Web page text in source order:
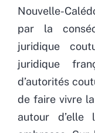
Nouvelle-
par la
juridique
juridique
d’autorités
de faire vivre
autour d’elle